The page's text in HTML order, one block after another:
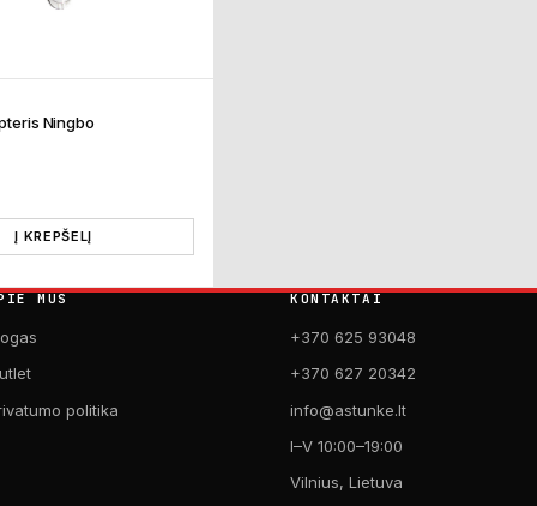
Ningbo
Į KREPŠELĮ
MUS
politika
KONTAKTAI
+370 625 93048
+370 627 20342
info@astunke.lt
I–V 10:00–19:00
Vilnius, Lietuva